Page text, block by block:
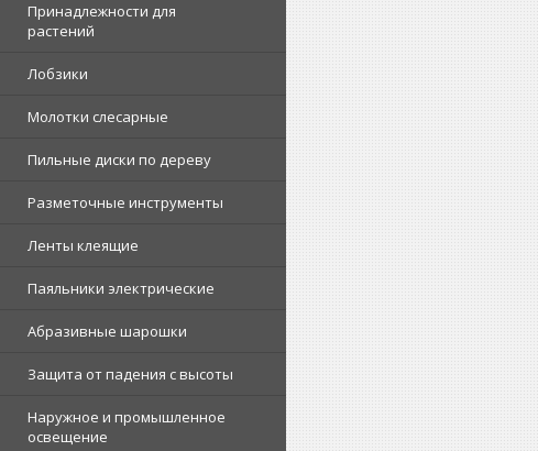
Принадлежности для
растений
Лобзики
Молотки слесарные
Пильные диски по дереву
Разметочные инструменты
Ленты клеящие
Паяльники электрические
Абразивные шарошки
Защита от падения с высоты
Наружное и промышленное
освещение